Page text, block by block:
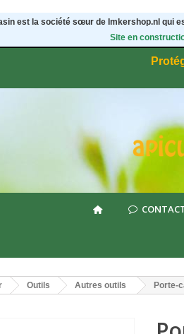
est la société sœur de Imkershop.nl qui
Site en
Outils Autres outils Porte-